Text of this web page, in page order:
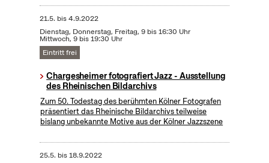
21.5. bis4.9.2022
Dienstag, Donnerstag, Freitag, 9 bis 16:30 Uhr
Mittwoch, 9 bis 19:30 Uhr
Eintritt frei
Chargesheimer fotografiert Jazz - Ausstellung
des Rheinischen Bildarchivs
Zum 50. Todestag des berühmten Kölner Fotografen
präsentiert das Rheinische Bildarchivs teilweise
bislang unbekannte Motive aus der Kölner Jazzszene
25.5. bis18.9.2022